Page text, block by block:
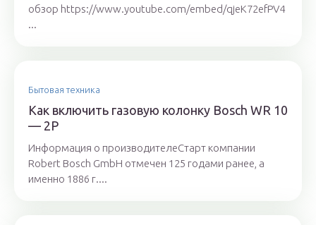
обзор https://www.youtube.com/embed/qjeK72efPV4
...
Бытовая техника
Как включить газовую колонку Bosch WR 10
— 2P
Информация о производителеСтарт компании
Robert Bosch GmbH отмечен 125 годами ранее, а
именно 1886 г....